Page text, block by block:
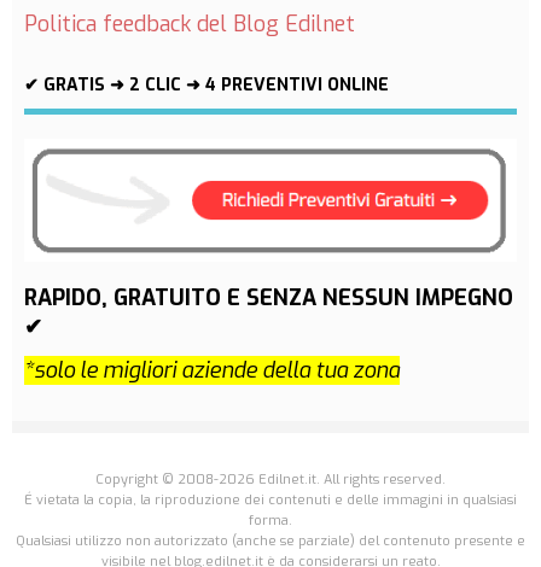
Politica feedback del Blog Edilnet
✔ GRATIS ➜ 2 CLIC ➜ 4 PREVENTIVI ONLINE
RAPIDO, GRATUITO E SENZA NESSUN IMPEGNO
✔
*solo le migliori aziende della tua zona
Copyright © 2008-2026 Edilnet.it. All rights reserved.
É vietata la copia, la riproduzione dei contenuti e delle immagini in qualsiasi
forma.
Qualsiasi utilizzo non autorizzato (anche se parziale) del contenuto presente e
visibile nel blog.edilnet.it è da considerarsi un reato.